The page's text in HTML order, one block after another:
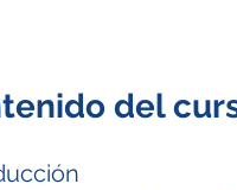
del